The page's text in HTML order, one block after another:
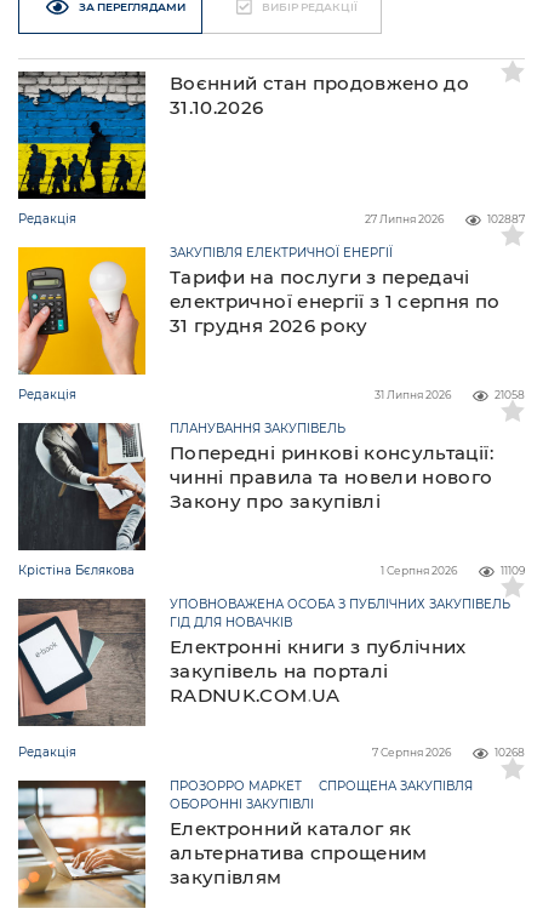
ЗА ПЕРЕГЛЯДАМИ ВИБІР РЕДАКЦІЇ
Воєнний стан продовжено до
31.10.2026
Редакція 102887
27 Липня 2026
Тарифи на послуги з передачі
електричної енергії з 1 серпня по
31 грудня 2026 року
ЗАКУПІВЛЯ ЕЛЕКТРИЧНОЇ ЕНЕРГІЇ
Редакція 21058
31 Липня 2026
Попередні ринкові консультації:
чинні правила та новели нового
Закону про закупівлі
ПЛАНУВАННЯ ЗАКУПІВЕЛЬ
Крістіна Бєлякова 11109
1 Серпня 2026
Електронні книги з публічних
закупівель на порталі
RADNUK.COM.UA
УПОВНОВАЖЕНА ОСОБА З ПУБЛІЧНИХ ЗАКУПІВЕЛЬ
ГІД ДЛЯ НОВАЧКІВ
Редакція 10268
7 Серпня 2026
Електронний каталог як
альтернатива спрощеним
закупівлям
ПРОЗОРРО МАРКЕТ
СПРОЩЕНА ЗАКУПІВЛЯ
ОБОРОННІ ЗАКУПІВЛІ